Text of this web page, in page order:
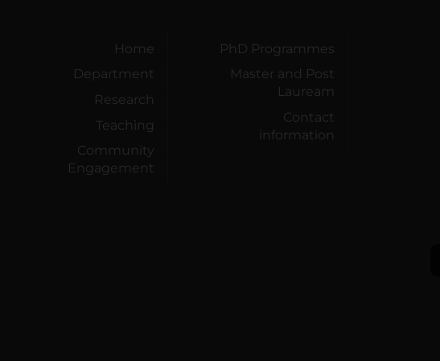
Home
Department
Research
Teaching
Community
Engagement
PhD Programmes
Master and Post
Lauream
Contact
information